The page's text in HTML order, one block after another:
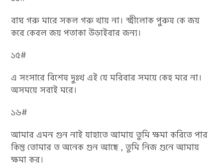
বাঘ গরু মারে সকল গরু খায় না। স্ত্রীলোক পুরুষ কে জয়
করে কেবল জয় পতাকা উড়াইবার জন্য।
১৫#
এ সংসারে বিশেষ দুঃখ এই যে মরিবার সময়ে কেহ মরে না।
অসময়ে সবাই মরে।
১৬#
আমার এমন গুন নাই যাহাতে আমায় তুমি ক্ষমা করিতে পার
কিন্তু তোমার ত অনেক গুন আছে , তুমি নিজ গুনে আমায়
ক্ষমা কর।